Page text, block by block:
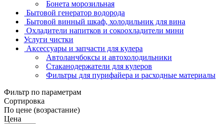
Бонета морозильная
Бытовой генератор водорода
Бытовой винный шкаф, холодильник для вина
Охладители напитков и сокоохладители мини
Услуги чистки
Аксессуары и запчасти для кулера
Автоланчбоксы и автохолодильники
Стаканодержатели для кулеров
Фильтры для пурифайера и расходные материалы
Фильтр по параметрам
Сортировка
По цене (возрастание)
Цена